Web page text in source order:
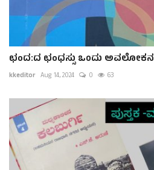
ಛoದ:ದ ಛoಧಸ್ಸು ಒಂದು ಅವಲೋಕನ
kkeditor Aug 14, 2024 0 63